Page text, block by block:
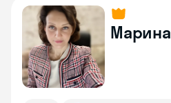
Марина